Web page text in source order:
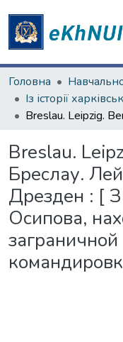
Головна
Breslau.
Бреслау.
Дрезден : [
Осипова,